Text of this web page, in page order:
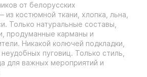
от белорусских
из костюмной ткани, хлопка, льна,
Только натуральные составы,
продуманные карманы и
Никакой колючей подкладки,
пуговиц. Только стиль,
для важных мероприятий и